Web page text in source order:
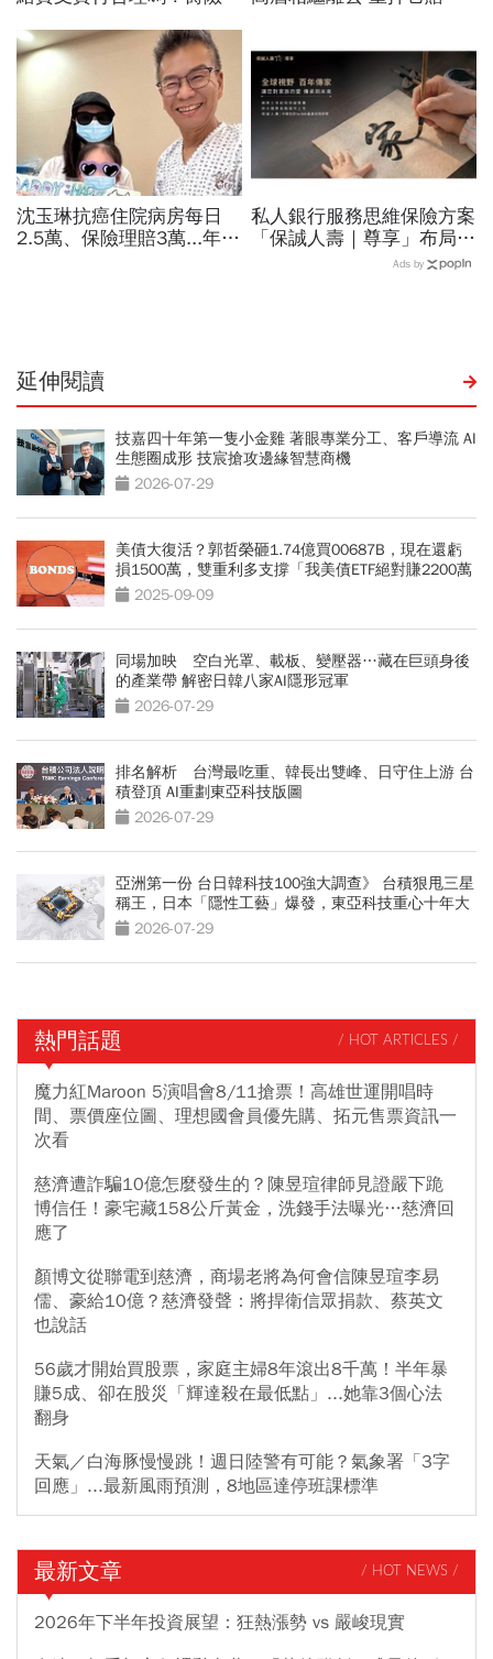
爭議集中「這兩家壽險」
沈玉琳抗癌住院病房每日
2.5萬、保險理賠3萬...年繳
私人銀行服務思維保險方案
「保誠人壽｜尊享」布局高
資產家族保障藍圖Ads by
延伸閱讀
技嘉四十年第一隻小金雞 著眼專業分工、客戶導流 AI
生態圈成形 技宸搶攻邊緣智慧商機
2026-07-29
美債大復活？郭哲榮砸1.74億買00687B，現在還虧
損1500萬，雙重利多支撐「我美債ETF絕對賺2200萬
出場」
2025-09-09
同場加映 空白光罩、載板、變壓器…藏在巨頭身後
的產業帶 解密日韓八家AI隱形冠軍
2026-07-29
排名解析 台灣最吃重、韓長出雙峰、日守住上游 台
積登頂 AI重劃東亞科技版圖
2026-07-29
亞洲第一份 台日韓科技100強大調查》 台積狠甩三星
稱王，日本「隱性工藝」爆發，東亞科技重心十年大
轉移 AI鏈三國志
2026-07-29
熱門話題 / HOT ARTICLES /
魔力紅Maroon 5演唱會8/11搶票！高雄世運開唱時
間、票價座位圖、理想國會員優先購、拓元售票資訊一
次看
慈濟遭詐騙10億怎麼發生的？陳昱瑄律師見證嚴下跪
博信任！豪宅藏158公斤黃金，洗錢手法曝光…慈濟回
應了
顏博文從聯電到慈濟，商場老將為何會信陳昱瑄李易
儒、豪給10億？慈濟發聲：將捍衛信眾捐款、蔡英文
也說話
56歲才開始買股票，家庭主婦8年滾出8千萬！半年暴
賺5成、卻在股災「輝達殺在最低點」...她靠3個心法
翻身
天氣／白海豚慢慢跳！週日陸警有可能？氣象署「3字
回應」...最新風雨預測，8地區達停班課標準
最新文章 / HOT NEWS /
2026年下半年投資展望：狂熱漲勢 vs 嚴峻現實